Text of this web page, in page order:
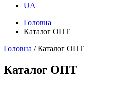
UA
Головна
Каталог ОПТ
Головна / Каталог ОПТ
Каталог ОПТ